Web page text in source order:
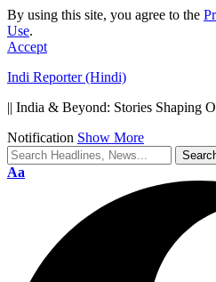
By using this site, you agree to the
Use.
Accept
Indi Reporter (Hindi)
|| India & Beyond: Stories Shaping
Notification Show More
Font
Aa